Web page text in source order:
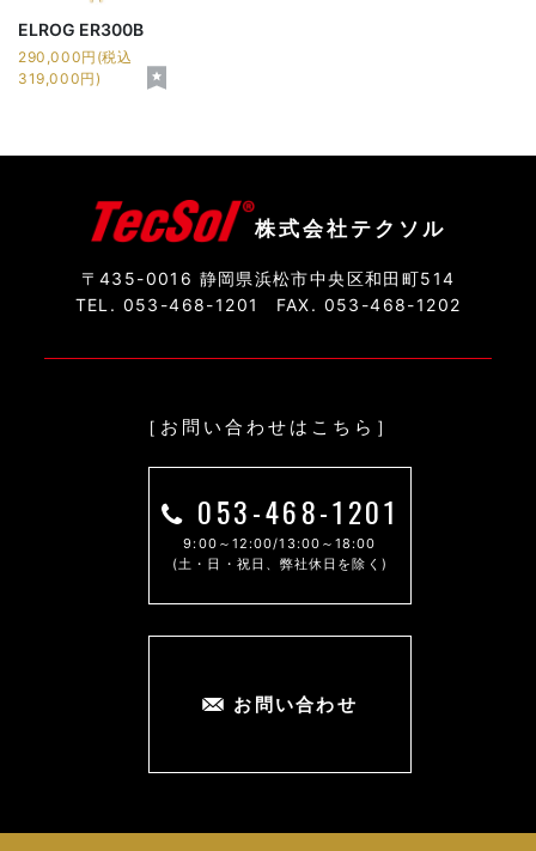
ELROG ER300B
290,000円(税込
319,000円)
株式会社テクソル
〒435-0016 静岡県浜松市中央区和田町514
TEL. 053-468-1201
FAX. 053-468-1202
［お問い合わせはこちら］
053-468-1201
9:00～12:00/13:00～18:00
(土・日・祝日、弊社休日を除く)
お問い合わせ